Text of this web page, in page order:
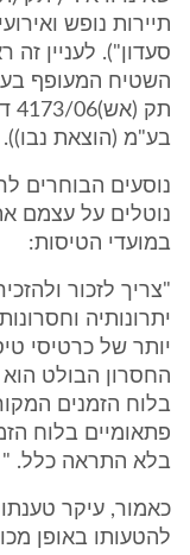
תיירות נופש
השטיח המעופף
בע"מ (הוצאת נבו)).
נוסעים הבוחרים
נוטלים על עצמם
במועדי הטיסות:
"צריך לזכור
יתרונותיה
יותר של כרטיסי
החסרון הבולט
בלוח הזמנים
פתאומיים בלוח
בלא התראה כלל. "
כאמור, עיקר
להטעותו באופן